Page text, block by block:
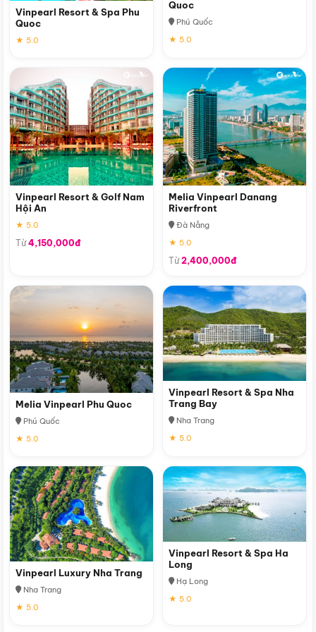
Vinpearl Resort & Spa Phu
Quoc
★ 5.0
Quoc
Phú Quốc
★ 5.0
Vinpearl Resort & Golf Nam
Hội An
★ 5.0
Từ4,150,000đ
Melia Vinpearl Danang
Riverfront
Đà Nẵng
★ 5.0
Từ2,400,000đ
Melia Vinpearl Phu Quoc
Phú Quốc
★ 5.0
Vinpearl Resort & Spa Nha
Trang Bay
Nha Trang
★ 5.0
Vinpearl Luxury Nha Trang
Nha Trang
★ 5.0
Vinpearl Resort & Spa Ha
Long
Hạ Long
★ 5.0